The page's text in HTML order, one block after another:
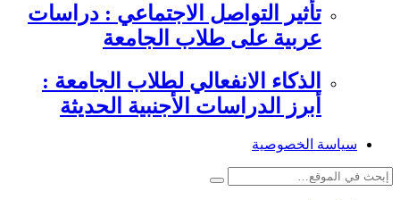
تأثير التواصل الاجتماعي : دراسات
عربية على طلاب الجامعة
الذكاء الانفعالي لطلاب الجامعة :
أبرز الدراسات الأجنبية الحديثة
سياسة الخصوصية